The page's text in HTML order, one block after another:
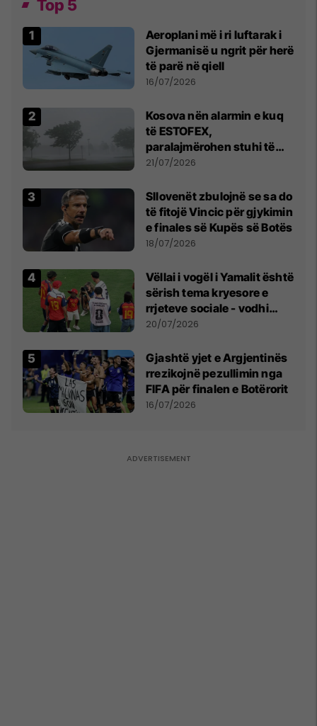
Top 5
Aeroplani më i ri luftarak i
Gjermanisë u ngrit për herë
të parë në qiell
16/07/2026
Kosova nën alarmin e kuq
të ESTOFEX,
paralajmërohen stuhi të
fuqishme me breshër dhe
21/07/2026
Sllovenët zbulojnë se sa do
të fitojë Vincic për gjykimin
e finales së Kupës së Botës
18/07/2026
Vëllai i vogël i Yamalit është
sërish tema kryesore e
rrjeteve sociale - vodhi
vëmendjen pas finales së
20/07/2026
Gjashtë yjet e Argjentinës
rrezikojnë pezullimin nga
FIFA për finalen e Botërorit
16/07/2026